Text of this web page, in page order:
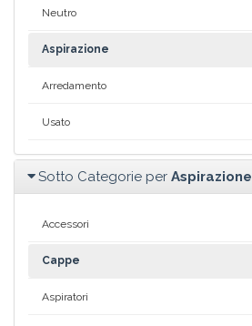
Neutro
Aspirazione
Arredamento
Usato
Sotto Categorie per Aspirazione
Accessori
Cappe
Aspiratori